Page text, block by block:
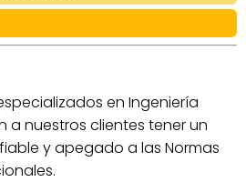
en Ingeniería
a nuestros clientes tener un
y apegado a las Normas